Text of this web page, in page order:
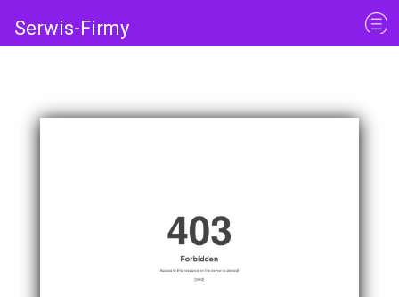
Serwis-Firmy